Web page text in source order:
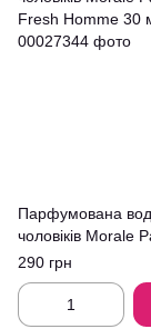
Парфумована
чоловіків Morale
Fresh Homme 30
290 грн